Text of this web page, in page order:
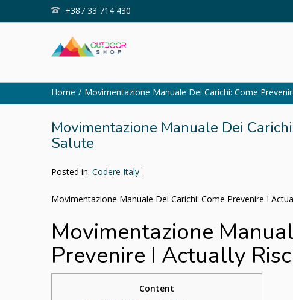
+387 33 714 430
Home Movimentazione Manuale Dei Carichi: Come
Movimentazione Manuale Dei
Salute
Posted in: Codere Italy
Movimentazione Manuale Dei Carichi: Come Prevenire I
Movimentazione
Prevenire I Actually
Content